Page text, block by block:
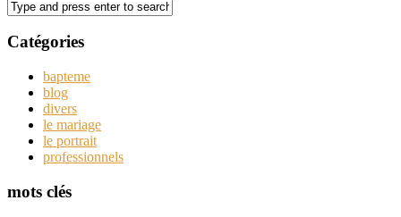
Catégories
bapteme
blog
divers
le mariage
le portrait
professionnels
mots clés